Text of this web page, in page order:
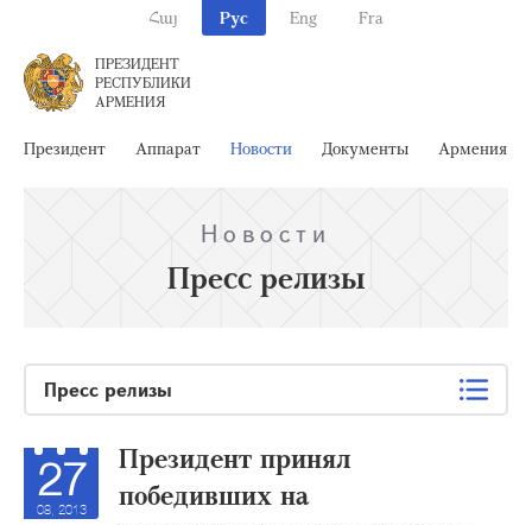
Հայ Рус Eng Fra
ПРЕЗИДЕНТ
РЕСПУБЛИКИ
АРМЕНИЯ
Президент Аппарат Новости Документы Армения
Новости
Пресс релизы
Пресс релизы
27
08, 2013
Президент принял
победивших на